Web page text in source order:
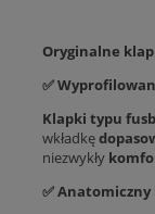
Oryginalne
✅
Klapki typu
wkładkę
niezwykły
✅Anatomiczny